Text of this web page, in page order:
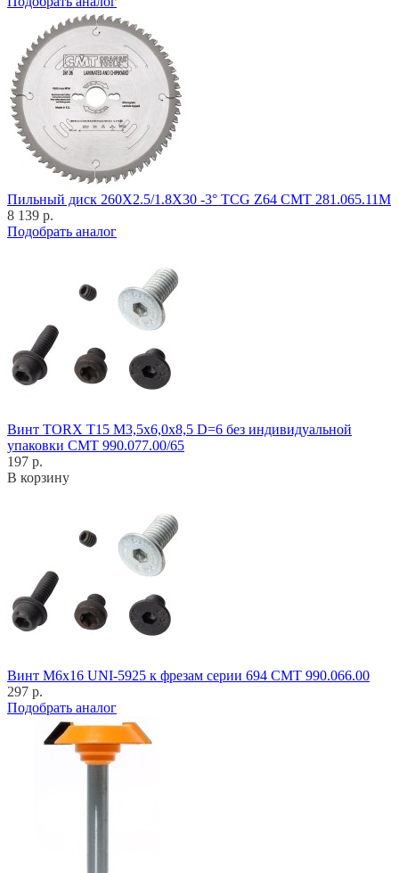
Пильный диск 260X2.5/1.8X30 -3° TCG Z64 CMT 281.065.11M
8 139 р.
Подобрать аналог
Винт TORX T15 M3,5x6,0x8,5 D=6 без индивидуальной
упаковки CMT 990.077.00/65
197 р.
В корзину
Винт M6x16 UNI-5925 к фрезам серии 694 CMT 990.066.00
297 р.
Подобрать аналог